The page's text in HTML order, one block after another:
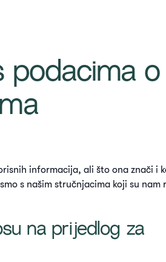
podacima o
informacija, ali što ona znači i
s našim stručnjacima koji su nam
na prijedlog za